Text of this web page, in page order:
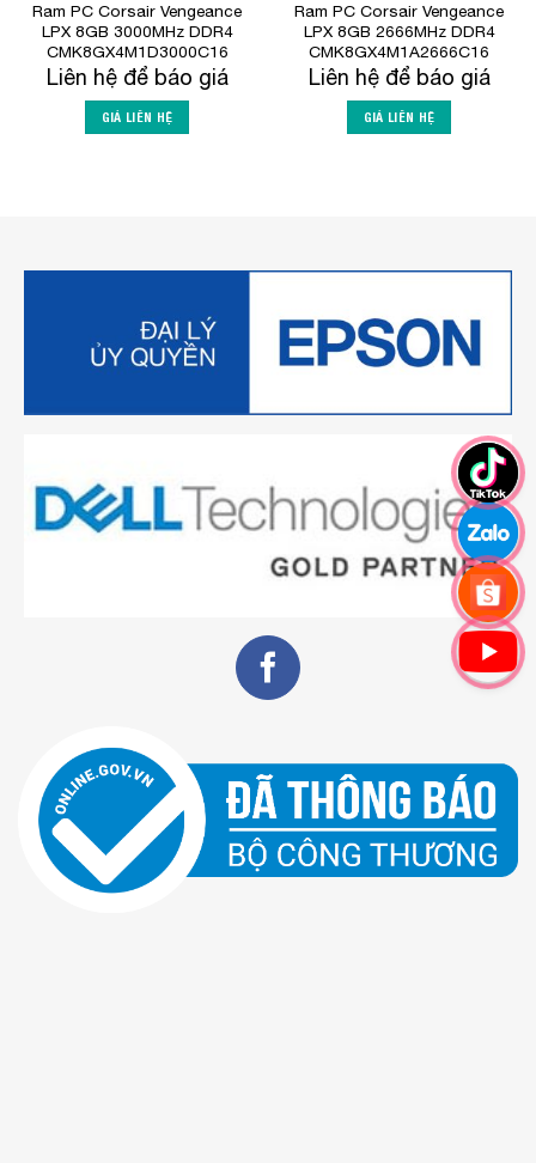
Ram PC Corsair Vengeance
LPX 8GB 3000MHz DDR4
CMK8GX4M1D3000C16
Liên hệ để báo giá
GIÁ LIÊN HỆ
Ram PC Corsair Vengeance
LPX 8GB 2666MHz DDR4
CMK8GX4M1A2666C16
Liên hệ để báo giá
GIÁ LIÊN HỆ